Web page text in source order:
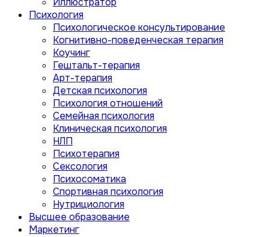
Психология
Психологическое консультирование
Когнитивно-поведенческая терапия
Коучинг
Гештальт-терапия
Арт-терапия
Детская психология
Психология отношений
Семейная психология
Клиническая психология
НЛП
Психотерапия
Сексология
Психосоматика
Спортивная психология
Нутрициология
Высшее образование
Маркетинг